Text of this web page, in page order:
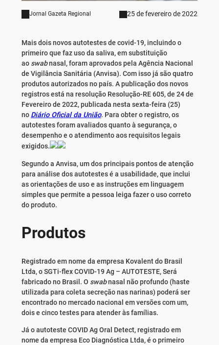
Jornal Gazeta Regional 25 de fevereiro de 2022
Mais dois novos autotestes de covid-19, incluindo o
primeiro que faz uso da saliva, em substituição
ao swabnasal, foram aprovados pela Agência Nacional
de Vigilância Sanitária (Anvisa). Com isso já são quatro
produtos autorizados no país. A publicação dos novos
registros está na resolução Resolução-RE 605, de 24 de
Fevereiro de 2022, publicada nesta sexta-feira (25)
no Diário Oficial da União. Para obter o registro, os
autotestes foram avaliados quanto à segurança, o
desempenho e o atendimento aos requisitos legais
exigidos.
Segundo a Anvisa, um dos principais pontos de atenção
para análise dos autotestes é a usabilidade, que inclui
as orientações de uso e as instruções em linguagem
simples que permite a pessoa leiga fazer o uso correto
do produto.
Produtos
Registrado em nome da empresa Kovalent do Brasil
Ltda, o SGTi-flex COVID-19 Ag – AUTOTESTE, Será
fabricado no Brasil. O swabnasal não profundo (haste
utilizada para coleta secreção nas narinas) poderá ser
encontrado no mercado nacional em versões com um,
dois e cinco testes para atender às famílias.
Já o autoteste COVID Ag Oral Detect, registrado em
nome da empresa Eco Diagnóstica Ltda, é o primeiro